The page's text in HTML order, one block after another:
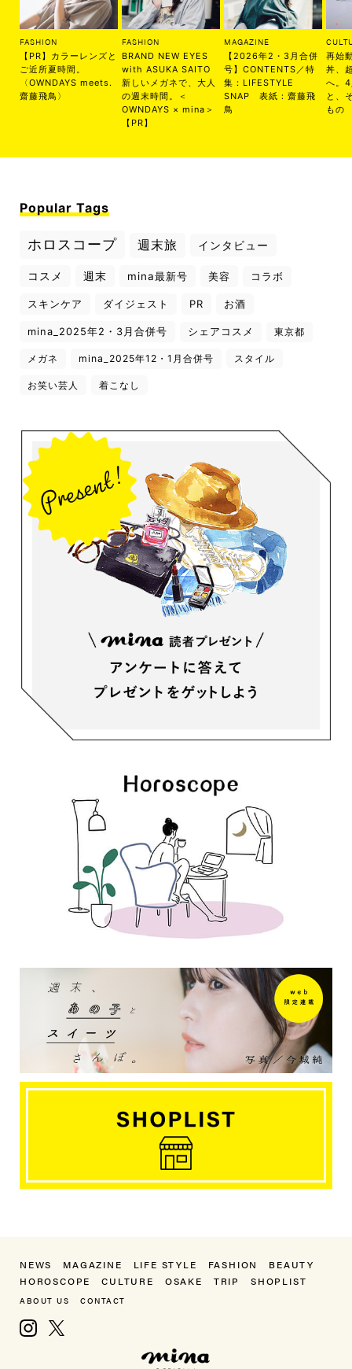
FASHION
【PR】カラーレンズと
ご近所夏時間。
〈OWNDAYS meets.
齋藤飛鳥〉
FASHION
BRAND NEW EYES
with ASUKA SAITO
新しいメガネで、大人
の週末時間。＜
OWNDAYS × mina＞
【PR】
MAGAZINE
【2026年2・3月合併
号】CONTENTS／特
集：LIFESTYLE
SNAP 表紙：齋藤飛
鳥
再始
丼、
へ。
と、
もの
Popular Tags
ホロスコープ 週末旅 インタビュー
コスメ 週末 mina最新号 美容 コラボ
スキンケア ダイジェスト PR お酒
mina_2025年2・3月合併号 シェアコスメ 東京都
メガネ mina_2025年12・1月合併号 スタイル
お笑い芸人 着こなし
NEWS MAGAZINE LIFE STYLE FASHION
BEAUTY
HOROSCOPE
CULTURE OSAKE TRIP SHOPLIST
ABOUT US CONTACT
Instagram